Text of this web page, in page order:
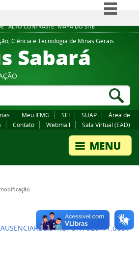
ALTO CONTRASTE MAPA DO SITE
Simplifique!
Comunica BR
Participe
Legislação
Ciência e Tecnologia de Minas Gerais
Sabará
Meu IFMG SEI SUAP
Área de
Contato Webmail Sala Virtual (EAD)